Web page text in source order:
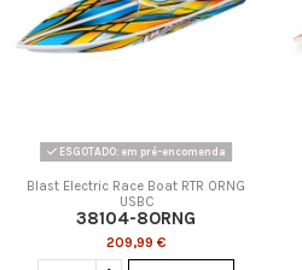
ESGOTADO: em pré-encomenda
Blast Electric Race Boat RTR ORNG
USBC
38104-8ORNG
209,99 €